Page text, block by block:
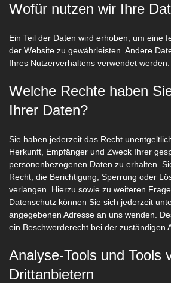
Wofür nutzen wir Ihre
Ein Teil der Daten wird erhoben, um eine
der Website zu gewährleisten. Andere
Ihres Nutzerverhaltens verwendet werden.
Welche Rechte haben
Ihrer Daten?
Sie haben jederzeit das Recht
Herkunft, Empfänger und Zweck Ihrer
personenbezogenen Daten zu erhalten.
Recht, die Berichtigung, Sperrung oder
verlangen. Hierzu sowie zu weiteren
Datenschutz können Sie sich jederzeit
angegebenen Adresse an uns wenden.
ein Beschwerderecht bei der zuständigen
Analyse-Tools und Tools
Drittanbietern